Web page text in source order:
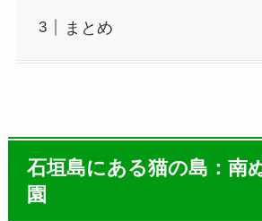
まとめ
石垣島にある猫の島：南
園